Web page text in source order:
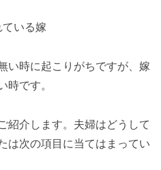
い時に起こりがちですが、嫁
時です。
紹介します。夫婦はどうして
は次の項目に当てはまってい